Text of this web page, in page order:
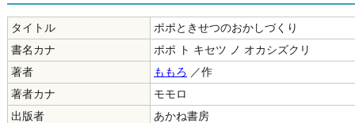
タイトル
ポポときせつのおかしづくり
書名カナ
ポポ ト キセツ ノ オカシズクリ
著者
ももろ ／作
著者カナ
モモロ
出版者
あかね書房